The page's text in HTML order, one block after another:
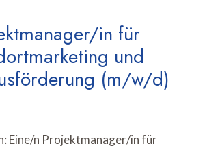
in für
und
(m/w/d)
Eine/n Projektmanager/in für